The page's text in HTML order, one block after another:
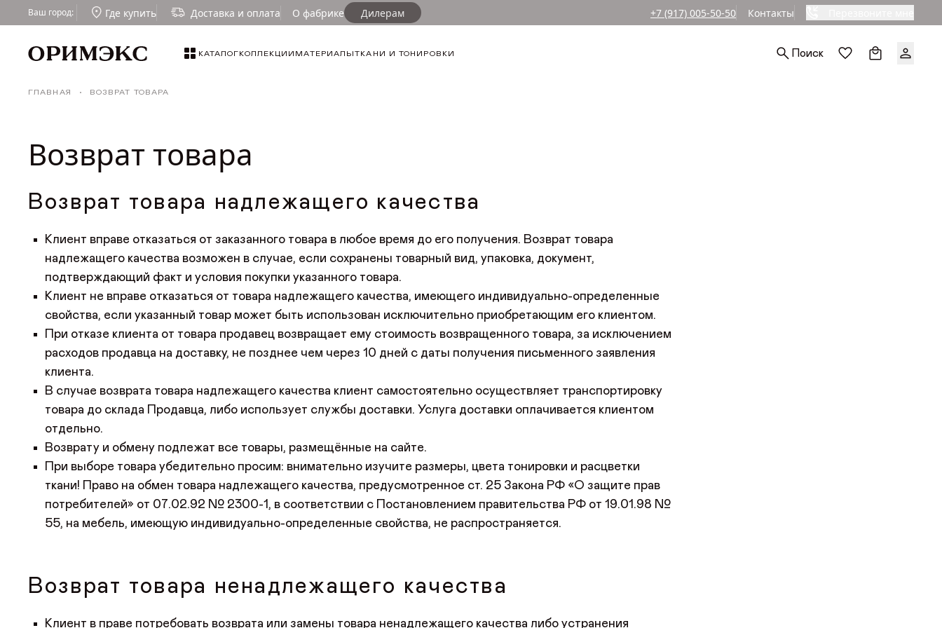
Ваш город: Где купить Доставка и оплата О фабрике Дилерам +7 (917) 005-50-50 Контакты
КАТАЛОГКОЛЛЕКЦИИ МАТЕРИАЛЫТКАНИ И ТОНИРОВКИ Поиск
КАТАЛОГ
Столы
Табуреты
Стулья для кафе и ресторанов
ДИЗАЙНЕРАМ
СОТРУДНИЧЕСТВО
ДИЛЕРАМ
ПОКУПАТЕЛЮ
КОНТАКТЫ
О ФАБРИКЕ
История
Телепроекты
VK Youtube TelegramMAX Яндекс РитмPinterest
НАПИСАТЬ ДИРЕКТОРУ
ГЛАВНАЯ ВОЗВРАТ ТОВАРА
Возврат товара
Возврат товара надлежащего качества
Клиент вправе отказаться от заказанного товара в любое время до его получения. Возврат товара
надлежащего качества возможен в случае, если сохранены товарный вид, упаковка, документ,
подтверждающий факт и условия покупки указанного товара.
Клиент не вправе отказаться от товара надлежащего качества, имеющего индивидуально-определенные
свойства, если указанный товар может быть использован исключительно приобретающим его клиентом.
При отказе клиента от товара продавец возвращает ему стоимость возвращенного товара, за исключением
расходов продавца на доставку, не позднее чем через 10 дней с даты получения письменного заявления
клиента.
В случае возврата товара надлежащего качества клиент самостоятельно осуществляет транспортировку
товара до склада Продавца, либо использует службы доставки. Услуга доставки оплачивается клиентом
отдельно.
Возврату и обмену подлежат все товары, размещённые на сайте.
При выборе товара убедительно просим: внимательно изучите размеры, цвета тонировки и расцветки
ткани! Право на обмен товара надлежащего качества, предусмотренное ст. 25 Закона РФ «О защите прав
потребителей» от 07.02.92 № 2300-1, в соответствии с Постановлением правительства РФ от 19.01.98 №
55, на мебель, имеющую индивидуально-определенные свойства, не распространяется.
Возврат товара ненадлежащего качества
Клиент в праве потребовать возврата или замены товара ненадлежащего качества либо устранения
АВТОРИЗАЦИЯ/
ДОБРО ПОЖАЛОВАТЬ